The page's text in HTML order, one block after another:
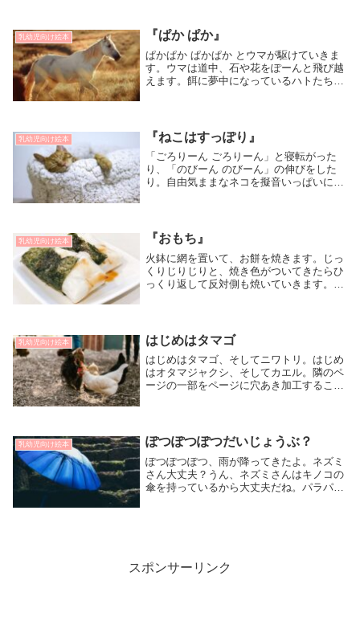
んなは全て見つけられるかな？[対象:乳幼
児・幼児向け]
乳幼児向け絵本 『ぱか ぱか』
ぱかぱか ぱかぱか とウマが駆けていきま
す。ウマは道中、石や花をぽーんと飛び越
えます。餌に夢中になっているハトたちの
[対象:0歳から]
乳幼児向け絵本 『ねこはすっぽり』
「ごろりーん ごろりーん」と寝転がった
り、「のびーん のびーん」の伸びをした
り。自由気ままなネコを擬音いっぱいに描
乳幼児向け絵本 『おもち』
火鉢に網を置いて、お餅を焼きます。じっ
くりじりじりと、焼き色がついてきたらひ
っくり返して反対側も焼いていきます。お
乳幼児向け絵本 はじめはタマゴ
はじめはタマゴ、そしてニワトリ。はじめ
はオタマジャクシ、そしてカエル。隣のペ
ージの一部をページに穴あき加工すること
乳幼児向け絵本 ぽつぽつぽつだいじょうぶ？
ぽつぽつぽつ、雨が降ってきたよ。ネズミ
さん大丈夫？うん、ネズミさんはキノコの
傘を持っているから大丈夫だね。パラパラ
スポンサーリンク